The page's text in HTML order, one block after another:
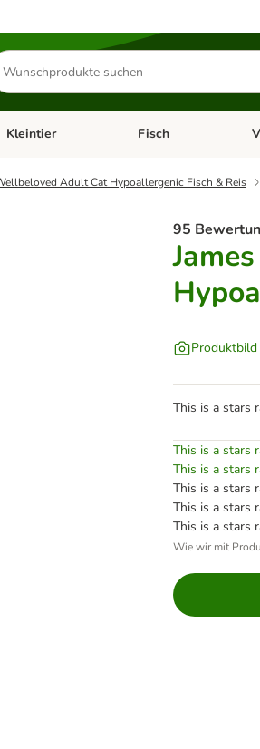
Kategorie-Menü öffnen: Hundefutter &
Kleintier Kategorie-Menü öffnen:
Fisch
Adult Cat Hypoallergenic Fisch & Reis
95
Produktbild
This is a stars
This is a stars
This is a stars
This is a stars
This is a stars
This is a stars
Wie wir mit